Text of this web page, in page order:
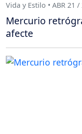
Vida y Estilo • ABR 21 /
Mercurio
afecte